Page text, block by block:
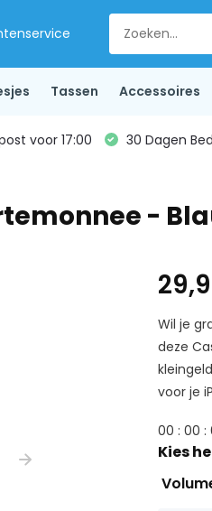
Tassen Accessoires
voor 17:00
30 Dagen
-
Wil je
deze
voor je
00 :00 :
Kies